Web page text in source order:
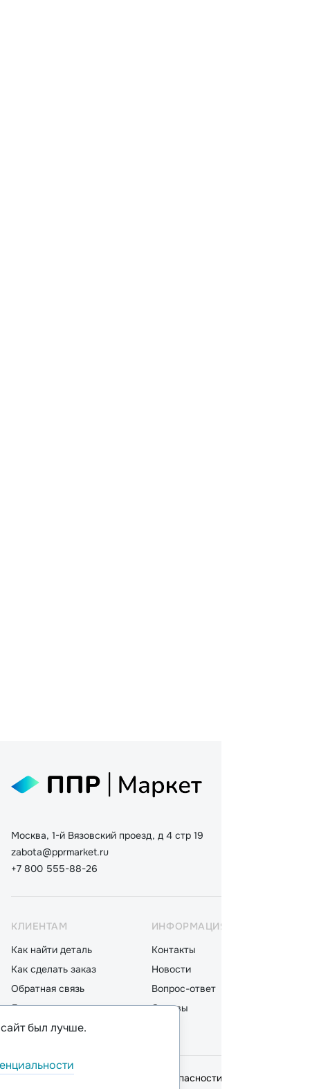
Москва, 1-й Вязовский проезд, д 4 стр 19
zabota@pprmarket.ru
+7 800 555-88-26
КЛИЕНТАМ
Как найти деталь
Как сделать заказ
Обратная связь
Доставка
Оплата
ИНФОРМАЦИЯ
Контакты
Новости
Вопрос-ответ
Отзывы
© 2026,ООО "ППР"
Политика безопасности
был лучше.